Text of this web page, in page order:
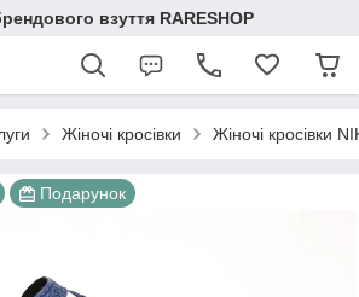
взуття RARESHOP
Жіночі кросівки Жіночі кросівки
Подарунок